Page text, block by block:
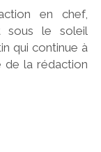
en chef,
sous le soleil
qui continue à
de la rédaction